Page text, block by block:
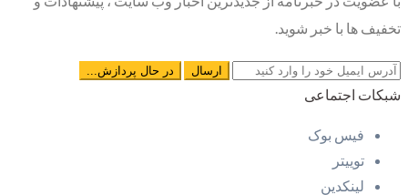
تخفیف ها با خبر شوید.
شبکات اجتماعی
فیس بوک
توییتر
لینکدین